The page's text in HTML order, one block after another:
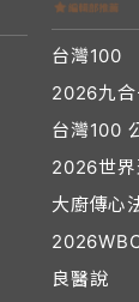
台灣100
2026九合
台灣100
2026世界
大廚傳心
良醫說